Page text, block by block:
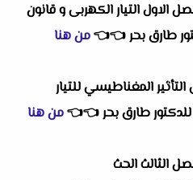
الاول التيار الكهربى و قانون
طارق بحر👈
👈من هنا
المغناطيسي للتيار
طارق بحر👈
👈من هنا
الثالث الحث